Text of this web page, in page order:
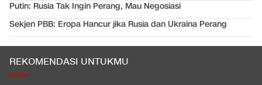
Putin: Rusia Tak Ingin Perang, Mau Negosiasi
Sekjen PBB: Eropa Hancur jika Rusia dan Ukraina Perang
REKOMENDASI UNTUKMU